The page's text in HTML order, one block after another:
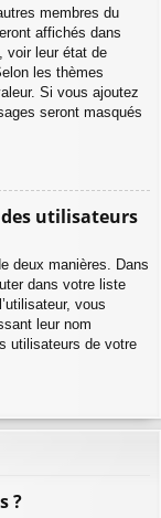
membres du
affichés dans
voir leur état de
les thèmes
Si vous ajoutez
seront masqués
utilisateurs
deux manières. Dans
dans votre liste
vous
leur nom
utilisateurs de votre
?